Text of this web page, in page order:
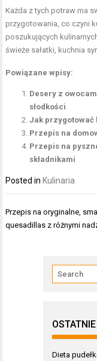
Każda z tych potraw ma
przygotowania, co czyni
poszukujących
świeże sałatki, kuchnia
Powiązane wpisy:
Desery z
słodkości
Jak przygotować
Przepis na
Przepis na
składnikami
Posted in Kulinaria
Nawigacja
wpisu
Przepis na oryginalne,
quesadillas z różnymi
Dieta